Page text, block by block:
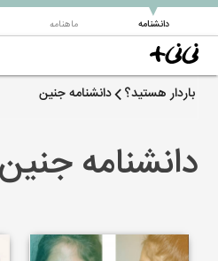
دانشنامه
▼ ماهنامه
باردار هستید؟ دانشنامه جنین
دانشنامه جنین